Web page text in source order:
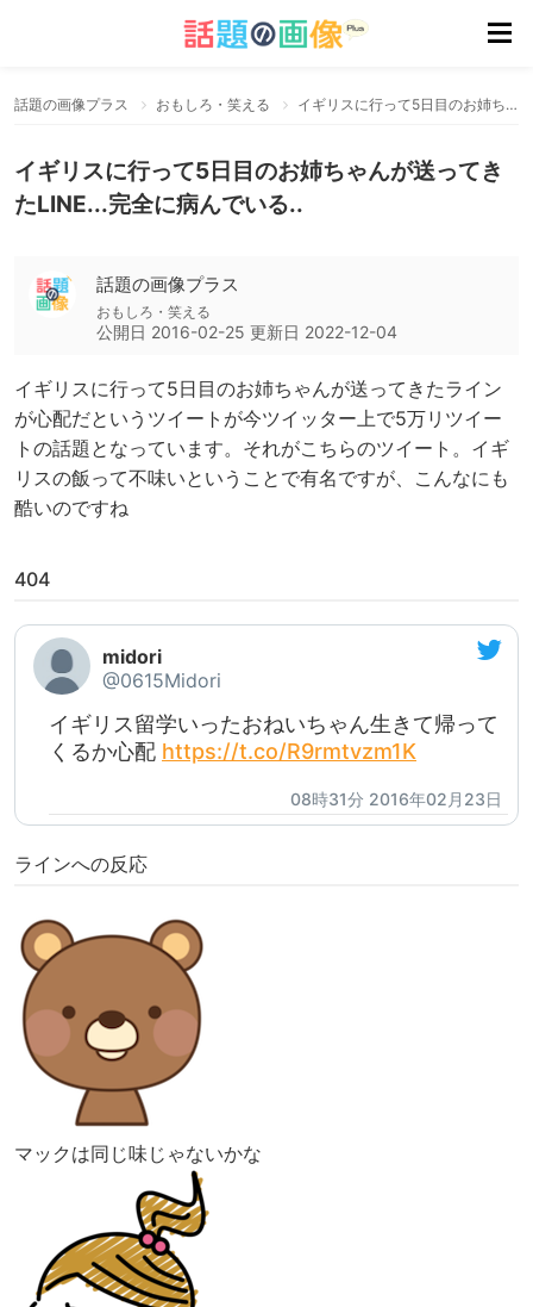
話題の画像プラス おもしろ・笑える イギリスに行って5日目のお姉ちゃんが送ってきたLINE...完全に病んでいる..
イギリスに行って5日目のお姉ちゃんが送ってき
たLINE...完全に病んでいる..
話題の画像プラス
おもしろ・笑える
公開日 2016-02-25 更新日 2022-12-04
イギリスに行って5日目のお姉ちゃんが送ってきたライン
が心配だというツイートが今ツイッター上で5万リツイー
トの話題となっています。それがこちらのツイート。イギ
リスの飯って不味いということで有名ですが、こんなにも
酷いのですね
404
midori
@0615Midori
イギリス留学いったおねいちゃん生きて帰って
くるか心配 https://t.co/R9rmtvzm1K
08時31分 2016年02月23日
ラインへの反応
マックは同じ味じゃないかな